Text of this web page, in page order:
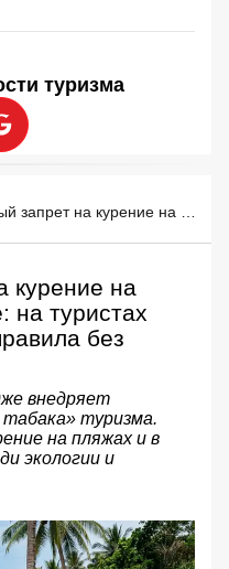
туризма
курение на
на туристах
без
внедряет
туризма.
на пляжах и в
экологии и